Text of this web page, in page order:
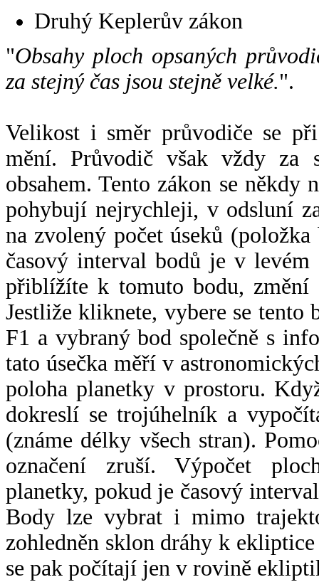
Druhý Keplerův zákon
"Obsahy ploch opsaných
za stejný čas jsou stejně velké.".
Velikost i směr průvodiče se
mění. Průvodič však vždy za
obsahem. Tento zákon se někdy
pohybují nejrychleji, v odsluní
na zvolený počet úseků
časový interval bodů je v
přiblížíte k tomuto bodu,
Jestliže kliknete, vybere se tento
F1 a vybraný bod společně s
tato úsečka měří v
poloha planetky v prostoru.
dokreslí se trojúhelník a
(známe délky všech stran).
označení zruší. Výpočet
planetky, pokud je časový
Body lze vybrat i mimo
zohledněn sklon dráhy k
se pak počítají jen v rovině